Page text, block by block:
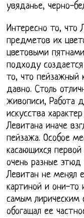
увяданье, черно-
Интересно то, что
предметов их
цветовыми
подходу
то, что пейзажный
давно. Столь
живописи, Работа
искусства
Левитана иначе
пейзажа. Особое
касающихся
очень разные
Левитан не менял
картиной и они-то
самым лирическим
обогащал ее